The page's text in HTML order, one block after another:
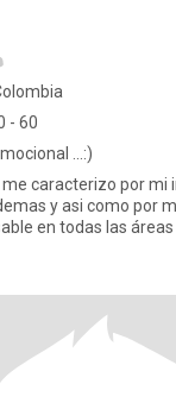
- 60
...:)
caracterizo por mi
y asi como por